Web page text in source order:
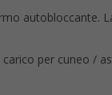
autobloccante.
carico per cuneo /